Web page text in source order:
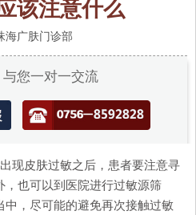
该注意什么
海广肤门诊部
您一对一交流
皮肤过敏之后，患者要注意寻
也可以到医院进行过敏源筛
，尽可能的避免再次接触过敏